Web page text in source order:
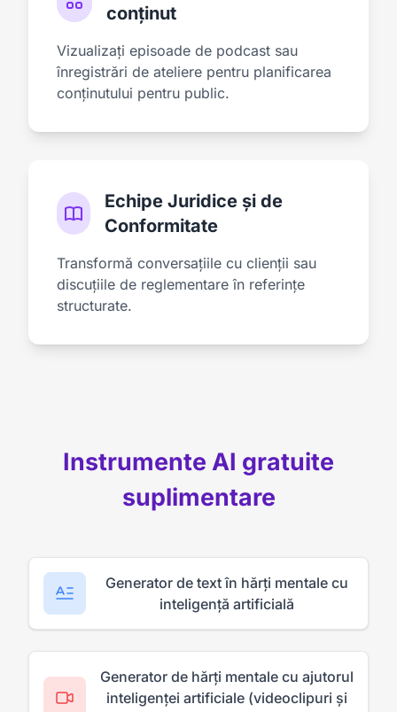
conținut
Vizualizați episoade de podcast sau
înregistrări de ateliere pentru planificarea
conținutului pentru public.
Echipe Juridice și de
Conformitate
Transformă conversațiile cu clienții sau
discuțiile de reglementare în referințe
structurate.
Instrumente AI gratuite
suplimentare
Generator de text în hărți mentale cu
inteligență artificială
Generator de hărți mentale cu ajutorul
inteligenței artificiale (videoclipuri și